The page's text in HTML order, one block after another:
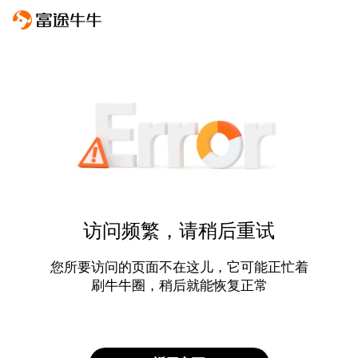
访问频繁，请稍后重试
您所要访问的页面不在这儿，它可能正忙着
刷牛牛圈，稍后就能恢复正常